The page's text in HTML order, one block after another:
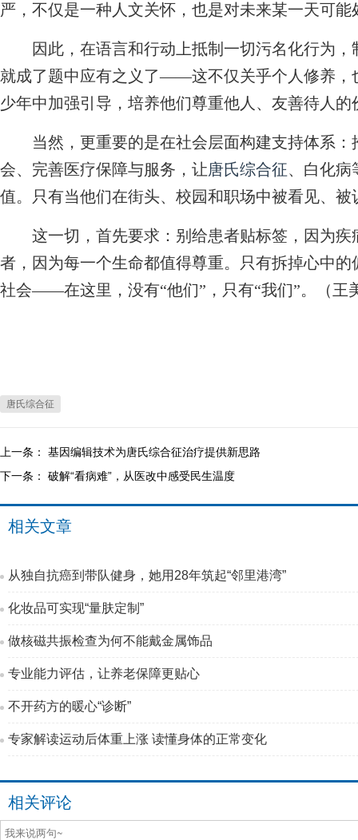
严，不仅是一种人文关怀，也是对未来某一天可
因此，在语言和行动上抵制一切污名化行为，
就成了题中应有之义了——这不仅关乎个人修养，
少年中加强引导，培养他们尊重他人、友善待人的
当然，更重要的是在社会层面构建支持体系：
会、完善医疗保障与服务，让唐氏综合征、白化病
值。只有当他们在街头、校园和职场中被看见、
这一切，首先要求：别给患者贴标签，因为疾
者，因为每一个生命都值得尊重。只有拆掉心中
社会——在这里，没有“他们”，只有“我们”。（王
唐氏综合征
上一条： 基因编辑技术为唐氏综合征治疗提供新思路
下一条： 破解“看病难”，从医改中感受民生温度
相关文章
从独自抗癌到带队健身，她用28年筑起“邻里港湾”
化妆品可实现“量肤定制”
做核磁共振检查为何不能戴金属饰品
专业能力评估，让养老保障更贴心
不开药方的暖心“诊断”
专家解读运动后体重上涨 读懂身体的正常变化
相关评论